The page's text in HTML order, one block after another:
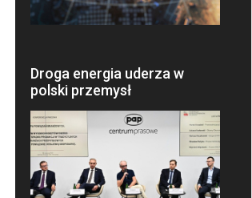
Droga energia uderza w
polski przemysł